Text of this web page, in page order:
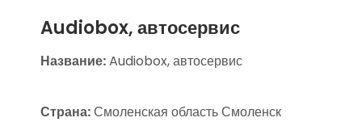
Audiobox, автосервис
Название:Audiobox, автосервис
Страна:Смоленская область Смоленск